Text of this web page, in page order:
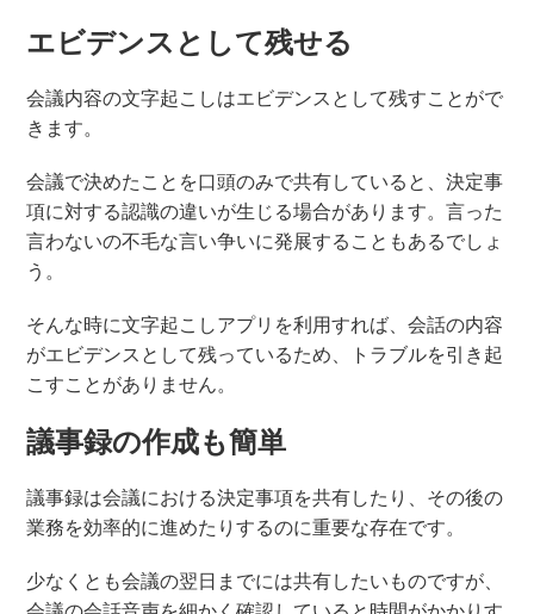
エビデンスとして残せる
会議内容の文字起こしはエビデンスとして残すことがで
きます。
会議で決めたことを口頭のみで共有していると、決定事
項に対する認識の違いが生じる場合があります。言った
言わないの不毛な言い争いに発展することもあるでしょ
う。
そんな時に文字起こしアプリを利用すれば、会話の内容
がエビデンスとして残っているため、トラブルを引き起
こすことがありません。
議事録の作成も簡単
議事録は会議における決定事項を共有したり、その後の
業務を効率的に進めたりするのに重要な存在です。
少なくとも会議の翌日までには共有したいものですが、